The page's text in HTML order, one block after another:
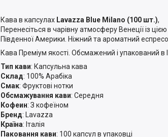
Кава в капсулах Lavazza Blue Milano (100 шт.),
Перенесіться в чарівну атмосферу Венеції із
Південної Америки. Ніжний та ароматний еспресо
Кава Преміум якості. Обсмажений і упакований в
Тип кави: Капсульна кава
Склад: 100% Арабіка
Смак: Фруктові нотки
Обсмажування кави: Середня
Кофеин: З кофеїном
Бренд: Lavazza
Країна: Італія
Паковання кави: 100 капсул в упаковці